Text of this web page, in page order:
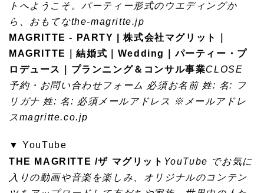
トへようこそ。パーティー形式のウエディングか
ら、おもてなthe-magritte.jp
MAGRITTE - PARTY | 株式会社マグリット｜
MAGRITTE｜結婚式｜Wedding｜パーティー・プ
ロデュース｜プランニング＆コンサル事業CLOSE
予約・お問い合わせフォーム 必須お名前 姓: 名: フ
リガナ 姓: 名: 必須メールアドレス ※メールアドレ
スmagritte.co.jp
▼ YouTube
THE MAGRITTE /ザ マグリット YouTube でお気に
入りの動画や音楽を楽しみ、オリジナルのコンテン